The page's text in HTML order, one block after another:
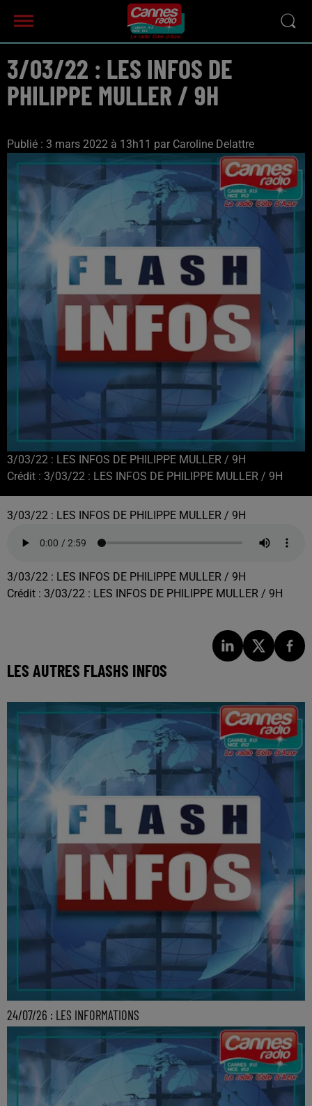
3/03/22 : LES INFOS DE
PHILIPPE MULLER / 9H
Publié : 3 mars 2022 à 13h11 par Caroline Delattre
3/03/22 : LES INFOS DE PHILIPPE MULLER / 9H
Crédit : 3/03/22 : LES INFOS DE PHILIPPE MULLER / 9H
3/03/22 : LES INFOS DE PHILIPPE MULLER / 9H
3/03/22 : LES INFOS DE PHILIPPE MULLER / 9H
Crédit : 3/03/22 : LES INFOS DE PHILIPPE MULLER / 9H
LES AUTRES FLASHS INFOS
24/07/26 : LES INFORMATIONS